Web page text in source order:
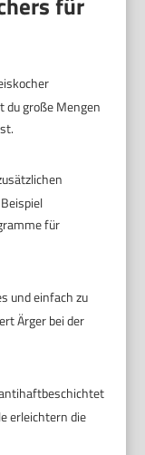
große Mengen
für
und einfach zu
Ärger bei der
erleichtern die